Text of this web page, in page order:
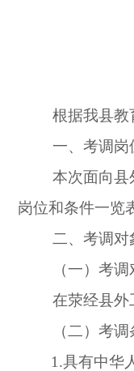
根据我县教
一、考调岗
本次面向县
岗位和条件一览
二、考调对
（一）考调
在荥经县外
（二）考
1.具有中华